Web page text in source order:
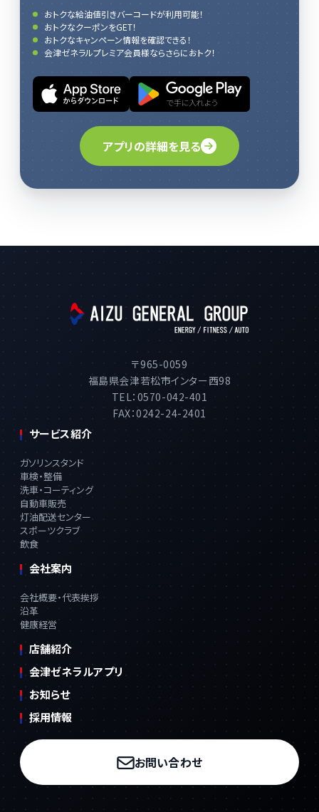
おトクな給油値引きバーコードが利用可能！
おトクなクーポンをGET！
おトクなキャンペーン情報を確認できる！
会津ゼネラルプレミア会員様ならさらにおトク！
アプリの詳細を見る
〒965-0059
福島県会津若松市インター西98
TEL：0570-042-401
FAX：0242-24-2401
サービス紹介
ガソリンスタンド
車検・整備
洗車・コーティング
自動車販売
灯油配送センター
スポーツクラブ
飲食
会社案内
会社概要・代表挨拶
沿革
健康経営
店舗紹介
会津ゼネラルアプリ
お知らせ
採用情報
お問い合わせ